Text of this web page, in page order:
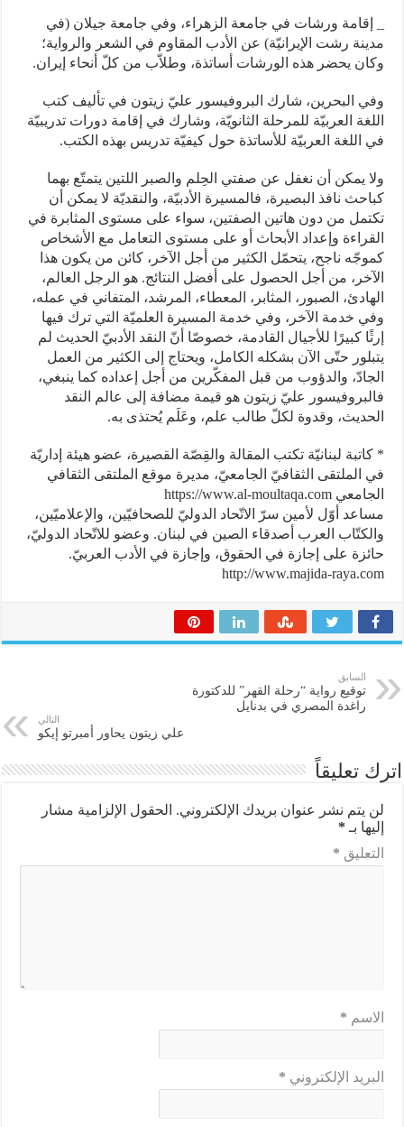
_ إقامة ورشات في جامعة الزهراء، وفي جامعة جيلان (في
مدينة رشت الإيرانيّة) عن الأدب المقاوم في الشعر والرواية؛
وكان يحضر هذه الورشات أساتذة، وطلاّب من كلّ أنحاء إيران.
وفي البحرين، شارك البروفيسور عليّ زيتون في تأليف كتب
اللغة العربيّة للمرحلة الثانويّة، وشارك في إقامة دورات تدريبيّة
في اللغة العربيّة للأساتذة حول كيفيّة تدريس بهذه الكتب.
ولا يمكن أن نغفل عن صفتي الحِلم والصبر اللتين يتمتّع بهما
كباحث نافذ البصيرة، فالمسيرة الأدبيّة، والنقديّة لا يمكن أن
تكتمل من دون هاتين الصفتين، سواء على مستوى المثابرة في
القراءة وإعداد الأبحاث أو على مستوى التعامل مع الأشخاص
كموجّه ناجح، يتحمّل الكثير من أجل الآخر، كائن من يكون هذا
الآخر، من أجل الحصول على أفضل النتائج. هو الرجل العالم،
الهادئ، الصبور، المثابر، المعطاء، المرشد، المتفاني في عمله،
وفي خدمة الآخر، وفي خدمة المسيرة العلميّة التي ترك فيها
إرثًا كبيرًا للأجيال القادمة، خصوصّا أنّ النقد الأدبيّ الحديث لم
يتبلور حتّى الآن بشكله الكامل، ويحتاج إلى الكثير من العمل
الجادّ، والدؤوب من قبل المفكّرين من أجل إعداده كما ينبغي،
فالبروفيسور عليّ زيتون هو قيمة مضافة إلى عالم النقد
الحديث، وقدوة لكلّ طالب علم، وعَلَم يُحتذى به.
* كاتبة لبنانيّة تكتب المقالة والقِصّة القصيرة، عضو هيئة إداريّة
في الملتقى الثقافيّ الجامعيّ، مديرة موقع الملتقى الثقافي
الجامعي https://www.al-moultaqa.com
مساعد أوّل لأمين سرّ الاتّحاد الدوليّ للصحافيّين، والإعلاميّين،
والكتّاب العرب أصدقاء الصين في لبنان. وعضو للاتّحاد الدوليّ،
حائزة على إجازة في الحقوق، وإجازة في الأدب العربيّ.
http://www.majida-raya.com
السابق
توقيع رواية “رحلة القهر” للدكتورة
راغدة المصري في بدنايل
التالي
علي زيتون يحاور أمبرتو إيكو
اترك تعليقاً
لن يتم نشر عنوان بريدك الإلكتروني. الحقول الإلزامية مشار
إليها بـ *
التعليق *
الاسم *
البريد الإلكتروني *